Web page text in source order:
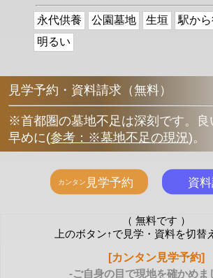
永代供養 公園墓地 生垣
駅か
明るい
見学予約・資料請求（無料）
※首都圏の墓地不足は深刻です。良
早めに(参考：※墓地不足の現況)。
（ 無料です ）
上のボタン↑で見学・資料を切替
[カンタン見学予約]
-ご自身の目で現地を確かめま